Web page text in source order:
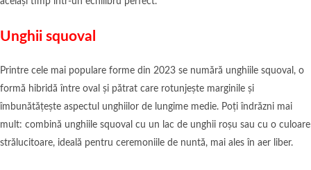
Unghii squoval
Printre cele mai populare forme din 2023 se numără unghiile squoval, o
formă hibridă între oval și pătrat care rotunjește marginile și
îmbunătățește aspectul unghiilor de lungime medie. Poți îndrăzni mai
mult: combină unghiile squoval cu un lac de unghii roșu sau cu o culoare
strălucitoare, ideală pentru ceremoniile de nuntă, mai ales în aer liber.